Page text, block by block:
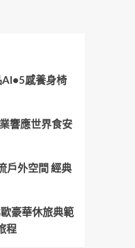
AI•5感養身椅
響應世界食安
戶外空間 經典
豪華休旅典範
程